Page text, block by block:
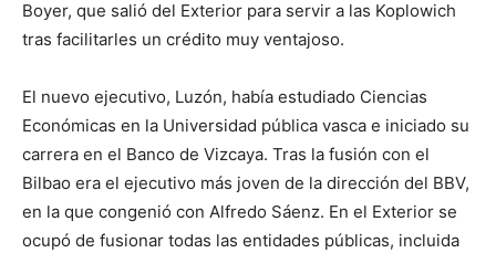
Boyer, que salió del Exterior para servir a las Koplowich
tras facilitarles un crédito muy ventajoso.
El nuevo ejecutivo, Luzón, había estudiado Ciencias
Económicas en la Universidad pública vasca e iniciado su
carrera en el Banco de Vizcaya. Tras la fusión con el
Bilbao era el ejecutivo más joven de la dirección del BBV,
en la que congenió con Alfredo Sáenz. En el Exterior se
ocupó de fusionar todas las entidades públicas, incluida